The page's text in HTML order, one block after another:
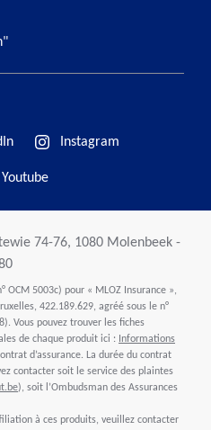
Instagram
Youtube
74-76, 1080 Molenbeek -
OCM 5003c) pour « MLOZ Insurance »,
422.189.629, agréé sous le n°
Vous pouvez trouver les fiches
de chaque produit ici : Informations
d’assurance. La durée du contrat
contacter soit le service des plaintes
), soit l’Ombudsman des Assurances
à ces produits, veuillez contacter